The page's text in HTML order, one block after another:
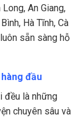
An Giang,
Hà Tĩnh, Cà
sẵn sàng hỗ
đầu
đều là những
chuyên sâu và